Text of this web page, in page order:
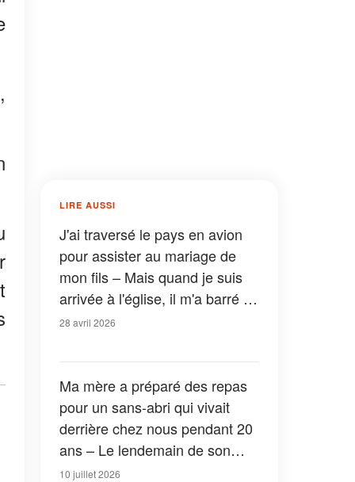
LIRE AUSSI
J'ai traversé le pays en avion
pour assister au mariage de
mon fils – Mais quand je suis
arrivée à l'église, il m'a barré le
passage et m'a dit : « Maman,
28 avril 2026
Ma mère a préparé des repas
pour un sans-abri qui vivait
derrière chez nous pendant 20
ans – Le lendemain de son
décès, il m'a pris les mains et
10 juillet 2026